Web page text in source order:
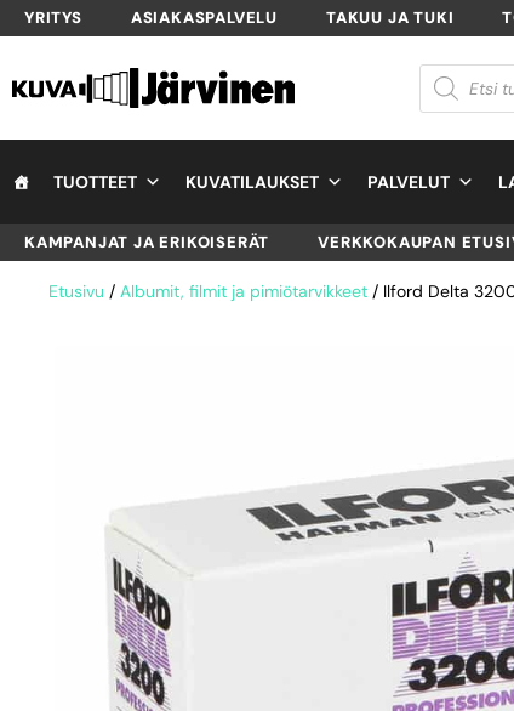
YRITYS ASIAKASPALVELU TAKUU JA TUKI
TUOTTEET KUVATILAUKSET PALVELUT
KAMPANJAT JA ERIKOISERÄT VERKKOKAUPAN
Etusivu / Albumit, filmit ja pimiötarvikkeet / Ilford Delta